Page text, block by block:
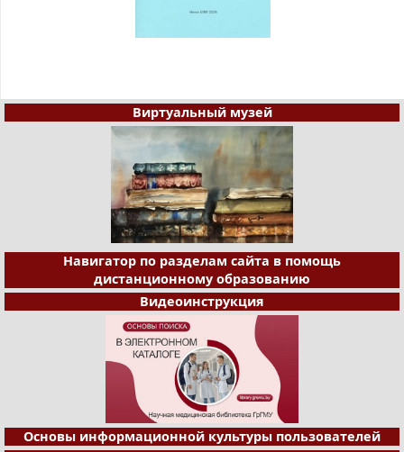
Виртуальный музей
Навигатор по разделам сайта в помощь
дистанционному образованию
Видеоинструкция
Основы информационной культуры пользователей